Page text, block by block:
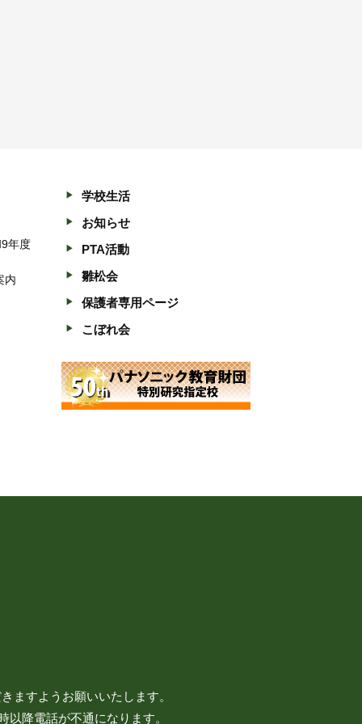
年度
内
学校生活
お知らせ
PTA活動
雛松会
保護者専用ページ
こぼれ会
ますようお願いいたします。
降電話が不通になります。